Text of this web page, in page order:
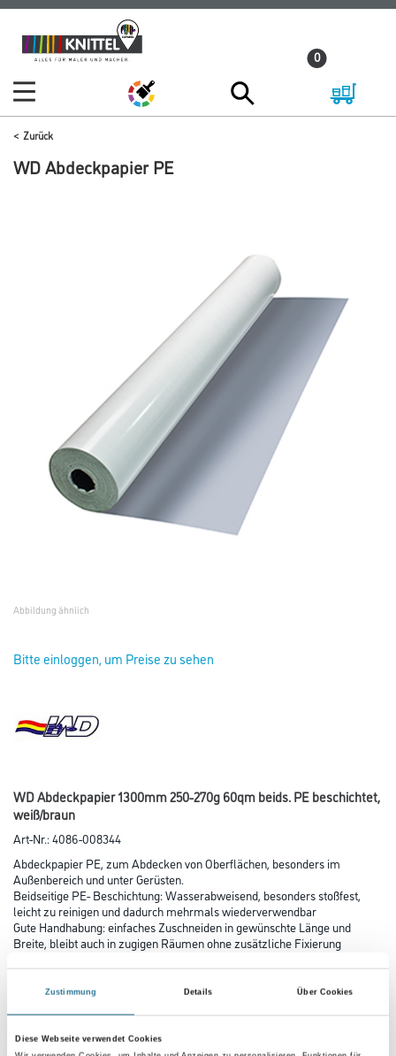
Zustimmung Details Über Cookies
Diese Webseite verwendet Cookies
Zum
Inhalt
Zum
Navigationsmenü
0
Zurück
WD Abdeckpapier PE
Abbildung ähnlich
Bitte einloggen, um Preise zu sehen
WD Abdeckpapier 1300mm 250-270g 60qm beids. PE beschichtet,
weiß/braun
Art-Nr.:4086-008344
Abdeckpapier PE, zum Abdecken von Oberflächen, besonders im
Außenbereich und unter Gerüsten.
Beidseitige PE- Beschichtung: Wasserabweisend, besonders stoßfest,
leicht zu reinigen und dadurch mehrmals wiederverwendbar
Gute Handhabung: einfaches Zuschneiden in gewünschte Länge und
Breite, bleibt auch in zugigen Räumen ohne zusätzliche Fixierung